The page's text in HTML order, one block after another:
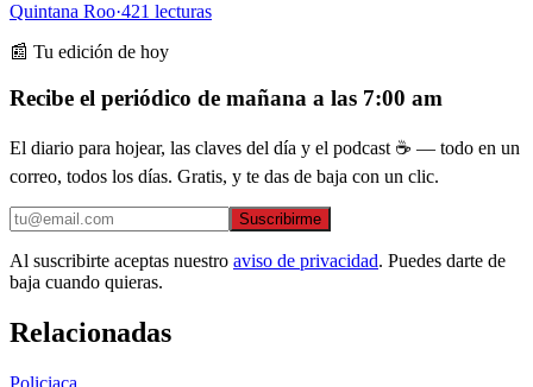
Quintana Roo·421 lecturas
📰 Tu edición de hoy
Recibe el periódico de mañana a las 7:00 am
El diario para hojear, las claves del día y el podcast ☕ — todo en un
correo, todos los días. Gratis, y te das de baja con un clic.
Suscribirme
Al suscribirte aceptas nuestro aviso de privacidad. Puedes darte de
baja cuando quieras.
Relacionadas
Policiaca